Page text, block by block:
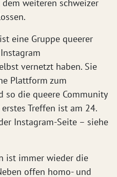
weiteren schweizer
eine Gruppe queerer
vernetzt haben. Sie
Plattform zum
so die queere Community
Treffen ist am 24.
Instagram-Seite – siehe
ist immer wieder die
offen homo- und